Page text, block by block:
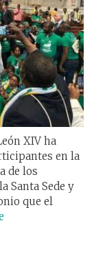
XIV ha
en la
de los
Santa Sede y
que el